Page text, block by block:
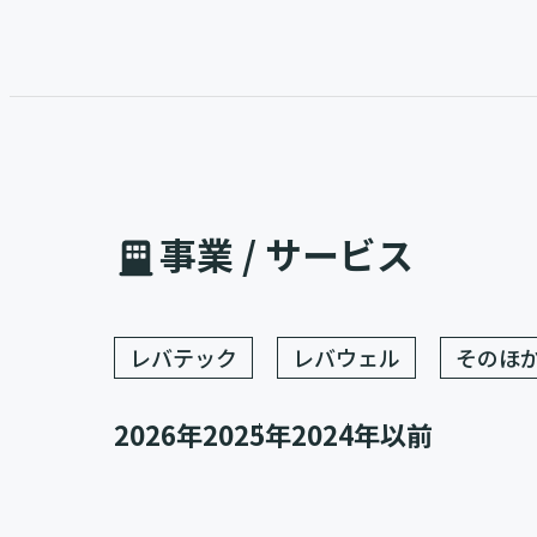
事業 / サービス
レバテック レバウェル そのほ
2026年2025年2024年以前